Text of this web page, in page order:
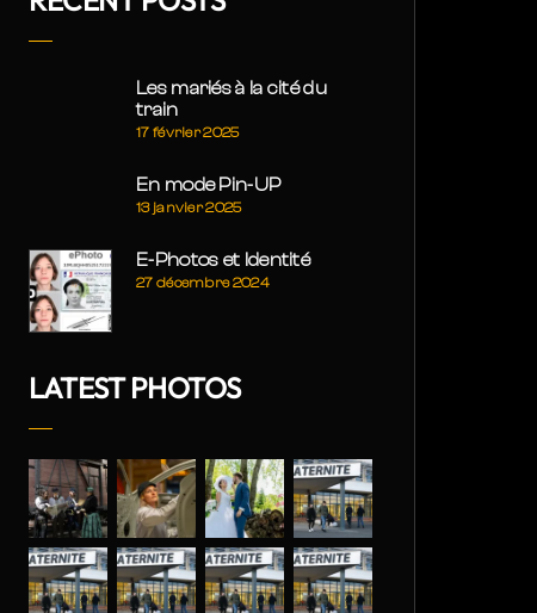
Les mariés à la cité du
train
17 février 2025
En mode Pin-UP
13 janvier 2025
E-Photos et Identité
27 décembre 2024
LATEST PHOTOS